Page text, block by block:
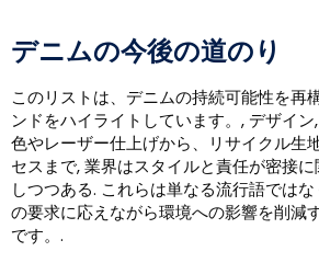
デニムの今後の道のり
このリストは、デニムの持続可能性を再
ンドをハイライトしています。, デザイ
色やレーザー仕上げから、リサイクル生
セスまで, 業界はスタイルと責任が密接
しつつある. これらは単なる流行語では
の要求に応えながら環境への影響を削減
です。.